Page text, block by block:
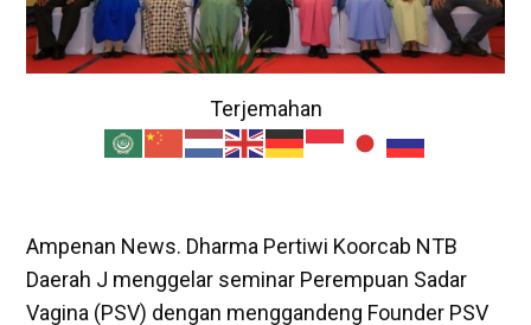
Terjemahan
Ampenan News. Dharma Pertiwi Koorcab NTB
Daerah J menggelar seminar Perempuan Sadar
Vagina (PSV) dengan menggandeng Founder PSV